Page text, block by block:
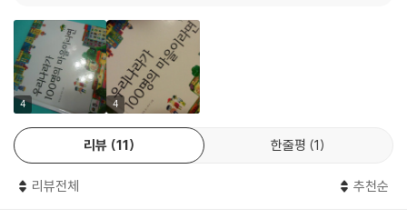
눈에 보여 주고 우리 사회가 나아가야 할 방향을 생각해 보게 만드는 책이
다. ‘지역’ ‘집’ ‘먹을거리’ ‘건강’ ‘어린이와 청소년’ ‘여자와 남자’ ‘에너지’ 등
우리 사회를 꿰뚫는 열다섯 가지 주제를 차례로 읽어 내려가다 보면, 우리
나라의 어제와 오늘의 변화와 흐름을 단숨에 이해하고 다가올 내일까지 예
측해 볼 수 있다.
‘더불어 사는 사회’를 모색하는 행복한 사회 수업!
4 4
리뷰 11 한줄평 1
리뷰전체 추천순